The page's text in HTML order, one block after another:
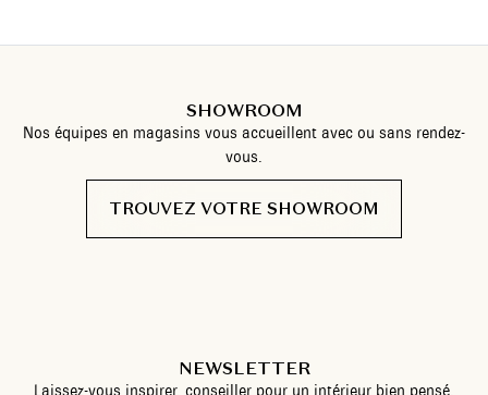
SHOWROOM
Nos équipes en magasins vous accueillent avec ou sans rendez-
vous.
TROUVEZ VOTRE SHOWROOM
NEWSLETTER